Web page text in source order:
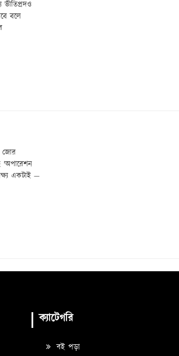
বলে
জোর
'অপারেশন
একটাই —
ক্যাটেগরি
বই পড়া